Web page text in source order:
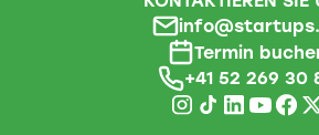
Termin
+41 52 269 30